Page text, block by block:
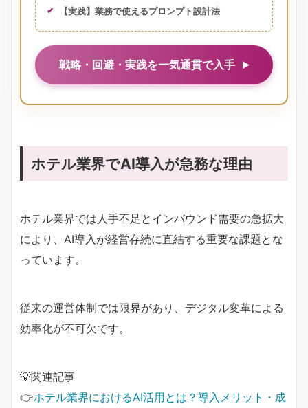
【実践】業務で使えるプロンプト設計法
戦略・回避・実践を一気通貫で入手
ホテル業界でAI導入が急務な理由
ホテル業界では人手不足とインバウンド需要の急拡大
により、AI導入が経営存続に直結する重要な課題とな
っています。
従来の運営体制では限界があり、デジタル変革による
効率化が不可欠です。
💡関連記事
👉ホテル業界におけるAI活用とは？導入メリット・成